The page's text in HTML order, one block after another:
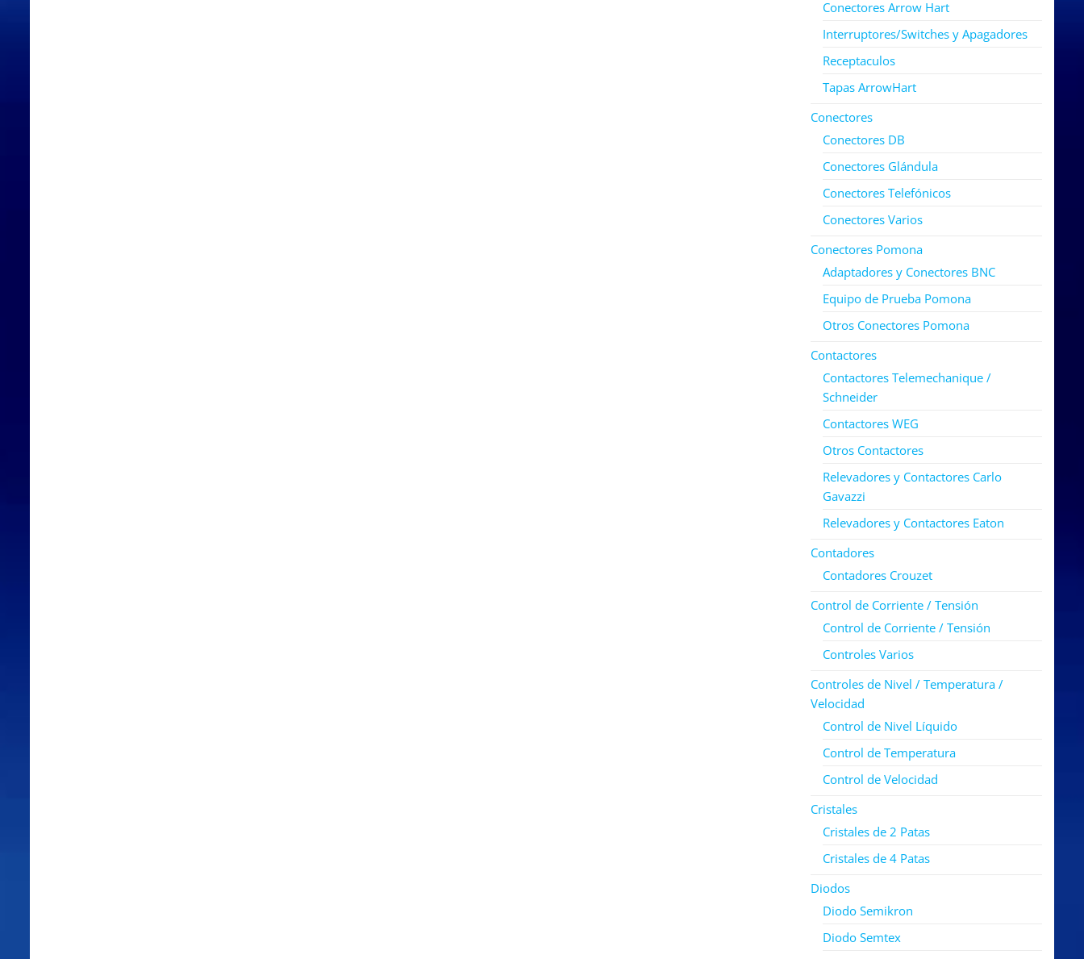
Conectores Arrow Hart
Interruptores/Switches y Apagadores
Receptaculos
Tapas ArrowHart
Conectores
Conectores DB
Conectores Glándula
Conectores Telefónicos
Conectores Varios
Conectores Pomona
Adaptadores y Conectores BNC
Equipo de Prueba Pomona
Otros Conectores Pomona
Contactores
Contactores Telemechanique /
Schneider
Contactores WEG
Otros Contactores
Relevadores y Contactores Carlo
Gavazzi
Relevadores y Contactores Eaton
Contadores
Contadores Crouzet
Control de Corriente / Tensión
Control de Corriente / Tensión
Controles Varios
Controles de Nivel / Temperatura /
Velocidad
Control de Nivel Líquido
Control de Temperatura
Control de Velocidad
Cristales
Cristales de 2 Patas
Cristales de 4 Patas
Diodos
Diodo Semikron
Diodo Semtex